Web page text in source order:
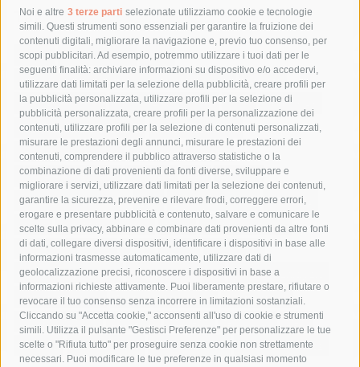
Noi e altre 3 terze parti selezionate utilizziamo cookie e tecnologie
simili. Questi strumenti sono essenziali per garantire la fruizione dei
contenuti digitali, migliorare la navigazione e, previo tuo consenso, per
scopi pubblicitari. Ad esempio, potremmo utilizzare i tuoi dati per le
seguenti finalità: archiviare informazioni su dispositivo e/o accedervi,
utilizzare dati limitati per la selezione della pubblicità, creare profili per
la pubblicità personalizzata, utilizzare profili per la selezione di
pubblicità personalizzata, creare profili per la personalizzazione dei
contenuti, utilizzare profili per la selezione di contenuti personalizzati,
misurare le prestazioni degli annunci, misurare le prestazioni dei
contenuti, comprendere il pubblico attraverso statistiche o la
combinazione di dati provenienti da fonti diverse, sviluppare e
migliorare i servizi, utilizzare dati limitati per la selezione dei contenuti,
garantire la sicurezza, prevenire e rilevare frodi, correggere errori,
erogare e presentare pubblicità e contenuto, salvare e comunicare le
scelte sulla privacy, abbinare e combinare dati provenienti da altre fonti
di dati, collegare diversi dispositivi, identificare i dispositivi in base alle
informazioni trasmesse automaticamente, utilizzare dati di
geolocalizzazione precisi, riconoscere i dispositivi in base a
informazioni richieste attivamente. Puoi liberamente prestare, rifiutare o
revocare il tuo consenso senza incorrere in limitazioni sostanziali.
Cliccando su "Accetta cookie," acconsenti all'uso di cookie e strumenti
simili. Utilizza il pulsante "Gestisci Preferenze" per personalizzare le tue
scelte o "Rifiuta tutto" per proseguire senza cookie non strettamente
necessari. Puoi modificare le tue preferenze in qualsiasi momento
Tag
acqua allerta meteo
anas
area marina protetta di punta campanella
arresto
Asl Napoli 3 sud
capitaneria di porto capri
carabinieri
castellammare di stabia
circumvesuviana
comune di sorrento
concerto
contagi
costiera amalfitana
covid-19 eav
elezioni
fondazione sorrento
gori guardia costiera
incidente
lavori
lorenzo balducelli mare
massa lubrense
massimo coppola
Meta napoli
ordinanza
penisola sorrentina
piano di sorrento
polizia municipale
protezione civile
Regione Campania
sant'agnello
sindaco cuomo
sorrento studenti temporali
treni
turismo
Vico Equense villa fiorentino vincenzo de luca